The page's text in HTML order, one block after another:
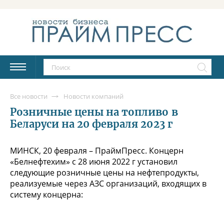
Все новости Новости компаний
Розничные цены на топливо в
Беларуси на 20 февраля 2023 г
МИНСК, 20 февраля – ПраймПресс. Концерн
«Белнефтехим» с 28 июня 2022 г установил
следующие розничные цены на нефтепродукты,
реализуемые через АЗС организаций, входящих в
систему концерна: